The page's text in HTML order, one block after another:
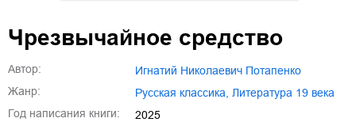
02.mp3 20:50
14:00
Чрезвычайное средство
Автор:
Игнатий Николаевич Потапенко
Жанр:
русская классика
литература 19 века
Год написания книги:
2025